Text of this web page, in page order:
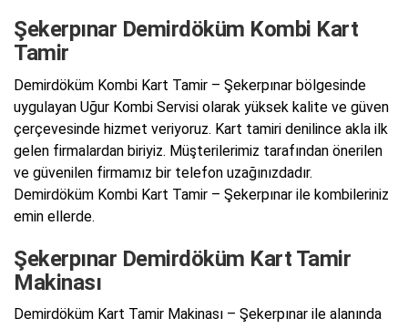
Şekerpınar Demirdöküm Kombi Kart
Tamir
Demirdöküm Kombi Kart Tamir – Şekerpınar bölgesinde
uygulayan Uğur Kombi Servisi olarak yüksek kalite ve güven
çerçevesinde hizmet veriyoruz. Kart tamiri denilince akla ilk
gelen firmalardan biriyiz. Müşterilerimiz tarafından önerilen
ve güvenilen firmamız bir telefon uzağınızdadır.
Demirdöküm Kombi Kart Tamir – Şekerpınar ile kombileriniz
emin ellerde.
Şekerpınar Demirdöküm Kart Tamir
Makinası
Demirdöküm Kart Tamir Makinası – Şekerpınar ile alanında